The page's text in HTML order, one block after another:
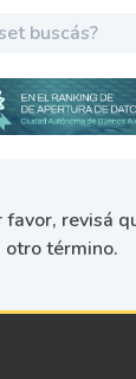
favor, revisá
otro término.